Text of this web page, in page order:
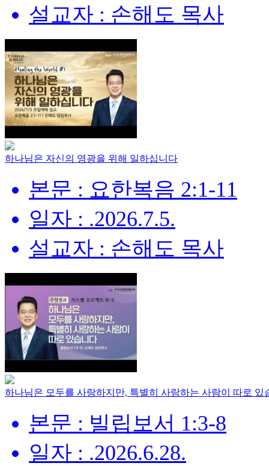
설교자 : 손해도 목사
하나님은 자신의 영광을 위해 일하십니다
본문 : 요한복음 2:1-11
일자 : .2026.7.5.
설교자 : 손해도 목사
하나님은 모두를 사랑하지만, 특별히 사랑하는 사람이 따로 있
본문 : 빌립보서 1:3-8
일자 : .2026.6.28.